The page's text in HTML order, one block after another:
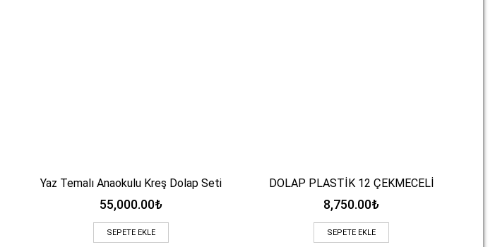
Hızlı Bakış
Yaz Temalı Anaokulu Kreş Dolap Seti
55,000.00₺
SEPETE EKLE
Hızlı Bakış
DOLAP PLASTİK 12 ÇEKMECELİ
8,750.00₺
SEPETE EKLE